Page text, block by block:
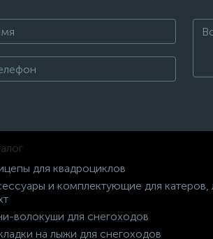
для квадроциклов
и комплектующие для катеров,
волокуши для снегоходов
на лыжи для снегоходов